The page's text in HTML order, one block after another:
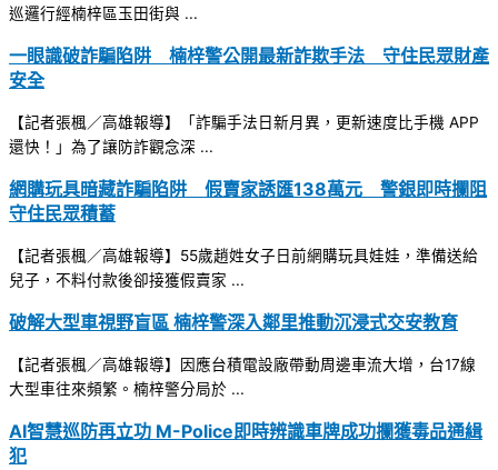
巡邏行經楠梓區玉田街與 ...
一眼識破詐騙陷阱 楠梓警公開最新詐欺手法 守住民眾財產
安全
【記者張楓／高雄報導】「詐騙手法日新月異，更新速度比手機 APP
還快！」為了讓防詐觀念深 ...
網購玩具暗藏詐騙陷阱 假賣家誘匯138萬元 警銀即時攔阻
守住民眾積蓄
【記者張楓／高雄報導】55歲趙姓女子日前網購玩具娃娃，準備送給
兒子，不料付款後卻接獲假賣家 ...
破解大型車視野盲區 楠梓警深入鄰里推動沉浸式交安教育
【記者張楓／高雄報導】因應台積電設廠帶動周邊車流大增，台17線
大型車往來頻繁。楠梓警分局於 ...
AI智慧巡防再立功 M-Police即時辨識車牌成功攔獲毒品通緝
犯